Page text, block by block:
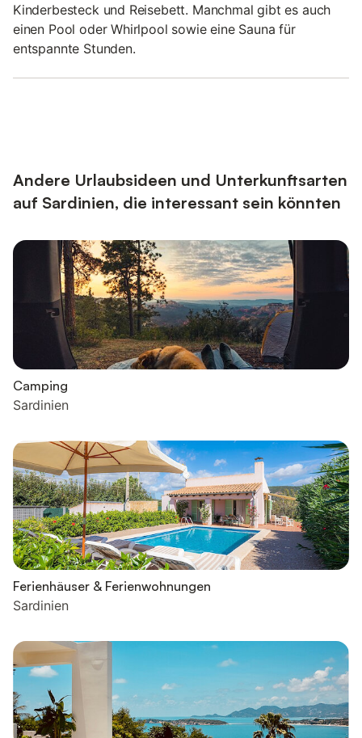
Kinderbesteck und Reisebett. Manchmal gibt es auch
einen Pool oder Whirlpool sowie eine Sauna für
entspannte Stunden.
Andere Urlaubsideen und Unterkunftsarten
auf Sardinien, die interessant sein könnten
Camping
Sardinien
Ferienhäuser & Ferienwohnungen
Sardinien